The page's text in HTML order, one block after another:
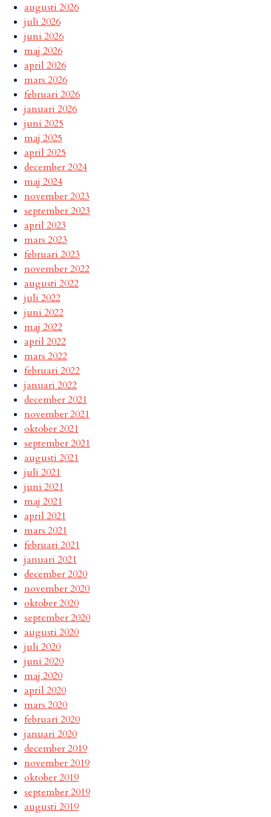
augusti 2026
juli 2026
juni 2026
maj 2026
april 2026
mars 2026
februari 2026
januari 2026
juni 2025
maj 2025
april 2025
december 2024
maj 2024
november 2023
september 2023
april 2023
mars 2023
februari 2023
november 2022
augusti 2022
juli 2022
juni 2022
maj 2022
april 2022
mars 2022
februari 2022
januari 2022
december 2021
november 2021
oktober 2021
september 2021
augusti 2021
juli 2021
juni 2021
maj 2021
april 2021
mars 2021
februari 2021
januari 2021
december 2020
november 2020
oktober 2020
september 2020
augusti 2020
juli 2020
juni 2020
maj 2020
april 2020
mars 2020
februari 2020
januari 2020
december 2019
november 2019
oktober 2019
september 2019
augusti 2019